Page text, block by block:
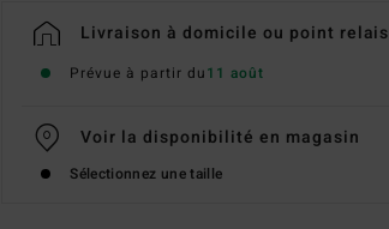
Livraison à domicile ou point relais
Prévue à partir du11 août
Voir la disponibilité en magasin
Sélectionnez une taille